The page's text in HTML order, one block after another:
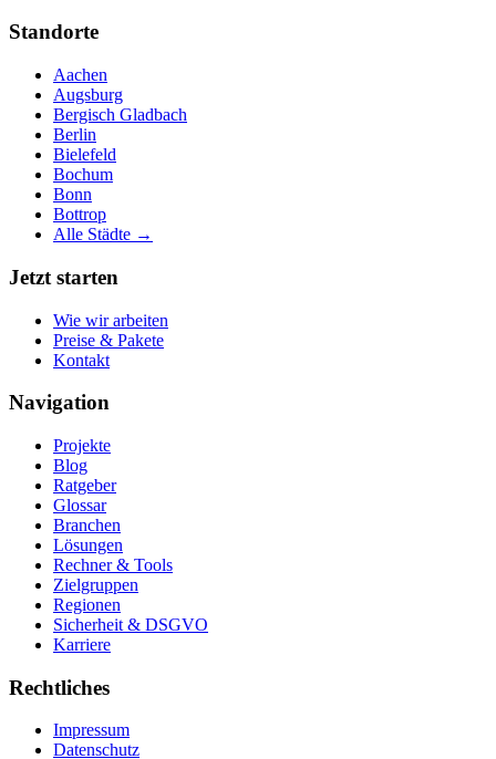
Standorte
Aachen
Augsburg
Bergisch Gladbach
Berlin
Bielefeld
Bochum
Bonn
Bottrop
Alle Städte →
Jetzt starten
Wie wir arbeiten
Preise & Pakete
Kontakt
Navigation
Projekte
Blog
Ratgeber
Glossar
Branchen
Lösungen
Rechner & Tools
Zielgruppen
Regionen
Sicherheit & DSGVO
Karriere
Rechtliches
Impressum
Datenschutz